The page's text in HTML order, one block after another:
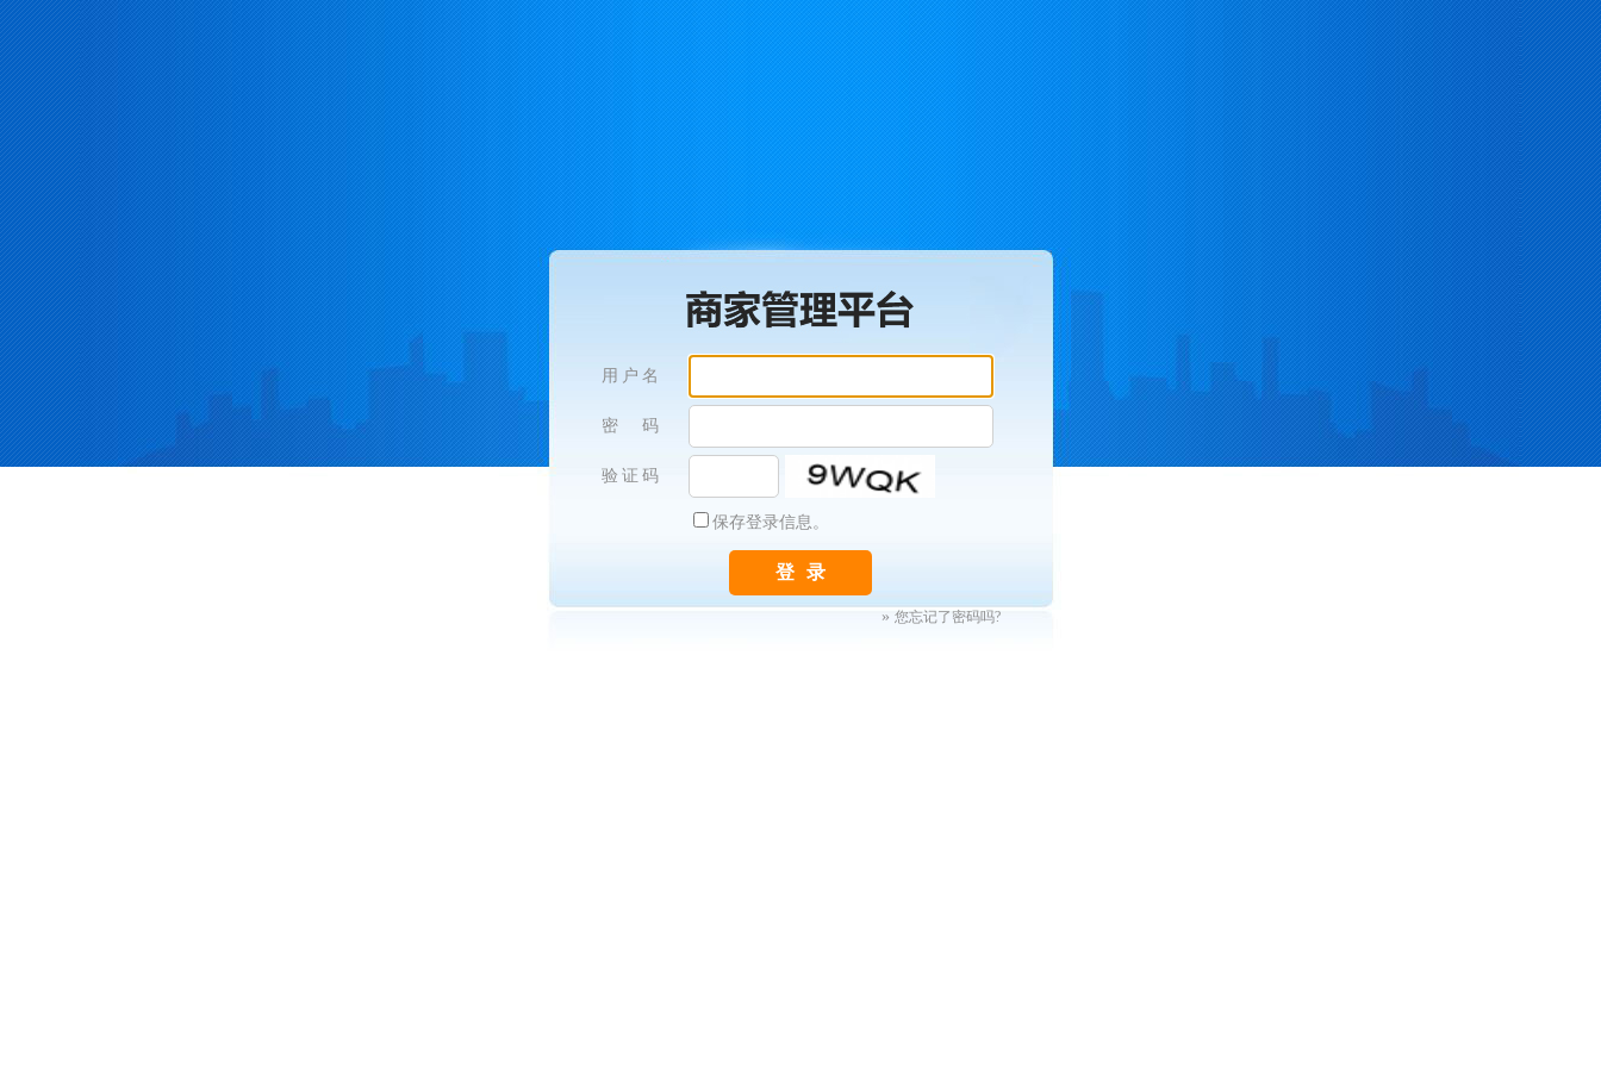
用户名
密 码
验证码
保存登录信息。
» 您忘记了密码吗?